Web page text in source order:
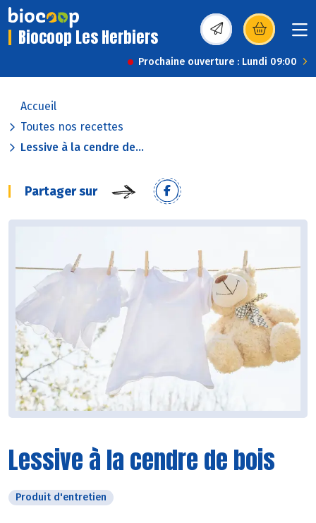
Biocoop Les Herbiers (s’ouvre dans une
Prochaine ouverture : Lundi 09:00
Accueil
Toutes nos recettes
Lessive à la cendre de...
Partager sur
Lessive à la cendre de bois
Produit d'entretien